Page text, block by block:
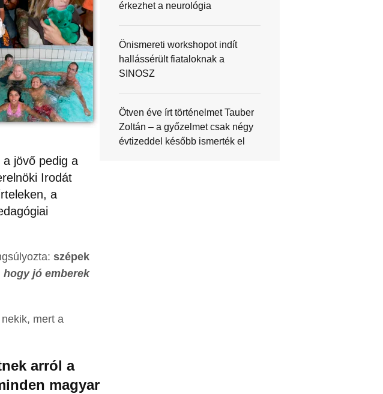
jövő pedig a
Irodát
a
szépek
hogy jó emberek
mert a
arról a
magyar
érkezhet a neurológia
Önismereti workshopot indít
hallássérült fiataloknak a
SINOSZ
Ötven éve írt történelmet Tauber
Zoltán – a győzelmet csak négy
évtizeddel később ismerték el